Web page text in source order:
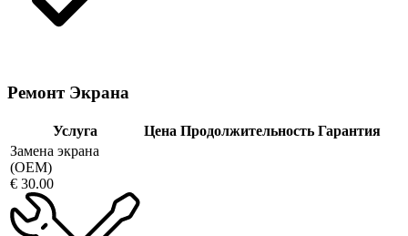
Ремонт Экрана
Услуга Цена Продолжительность Гарантия
Замена экрана
(OEM)
€ 30.00